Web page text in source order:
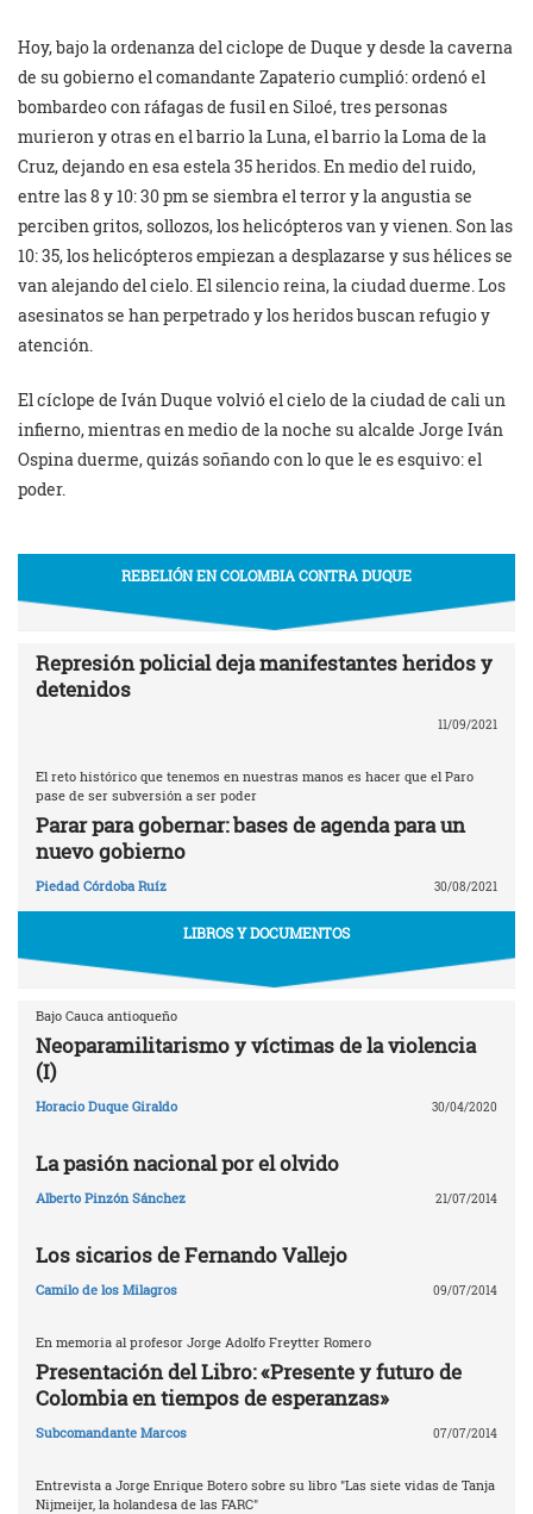
Hoy, bajo la ordenanza del ciclope de Duque y desde la caverna
de su gobierno el comandante Zapaterio cumplió: ordenó el
bombardeo con ráfagas de fusil en Siloé, tres personas
murieron y otras en el barrio la Luna, el barrio la Loma de la
Cruz, dejando en esa estela 35 heridos. En medio del ruido,
entre las 8 y 10: 30 pm se siembra el terror y la angustia se
perciben gritos, sollozos, los helicópteros van y vienen. Son las
10: 35, los helicópteros empiezan a desplazarse y sus hélices se
van alejando del cielo. El silencio reina, la ciudad duerme. Los
asesinatos se han perpetrado y los heridos buscan refugio y
atención.
El cíclope de Iván Duque volvió el cielo de la ciudad de cali un
infierno, mientras en medio de la noche su alcalde Jorge Iván
Ospina duerme, quizás soñando con lo que le es esquivo: el
poder.
REBELIÓN EN COLOMBIA CONTRA DUQUE
Represión policial deja manifestantes heridos y
detenidos
11/09/2021
El reto histórico que tenemos en nuestras manos es hacer que el Paro
pase de ser subversión a ser poder
Parar para gobernar: bases de agenda para un
nuevo gobierno
Piedad Córdoba Ruíz 30/08/2021
LIBROS Y DOCUMENTOS
Bajo Cauca antioqueño
Neoparamilitarismo y víctimas de la violencia
(I)
Horacio Duque Giraldo 30/04/2020
La pasión nacional por el olvido
Alberto Pinzón Sánchez 21/07/2014
Los sicarios de Fernando Vallejo
Camilo de los Milagros 09/07/2014
En memoria al profesor Jorge Adolfo Freytter Romero
Presentación del Libro: «Presente y futuro de
Colombia en tiempos de esperanzas»
Subcomandante Marcos 07/07/2014
Entrevista a Jorge Enrique Botero sobre su libro "Las siete vidas de Tanja
Nijmeijer, la holandesa de las FARC"